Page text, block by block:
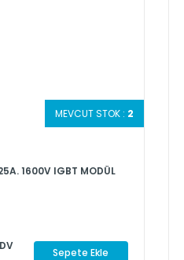
MEVCUT STOK : 2
1600V IGBT MODÜL
Sepete Ekle